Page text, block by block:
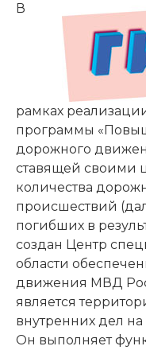
В
рамках
программы
дорожного
ставящей своими
количества
происшествий
погибших в
создан Центр
области
движения МВД
является
внутренних дел
Он выполняет